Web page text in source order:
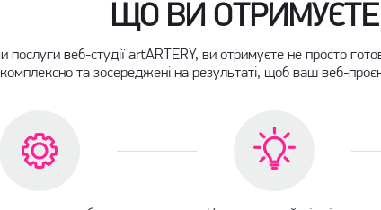
ЩО ВИ
послуги веб-студії artARTERY, ви отримуєте не просто
комплексно та зосереджені на результаті, щоб ваш веб-